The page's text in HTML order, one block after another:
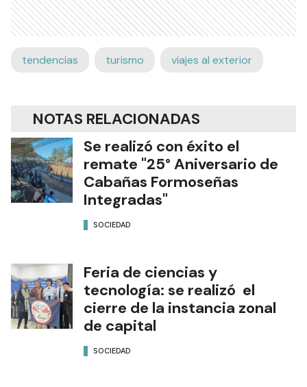
tendencias turismo viajes al exterior
NOTAS RELACIONADAS
Se realizó con éxito el
remate "25° Aniversario de
Cabañas Formoseñas
Integradas"
SOCIEDAD
Feria de ciencias y
tecnología: se realizó el
cierre de la instancia zonal
de capital
SOCIEDAD